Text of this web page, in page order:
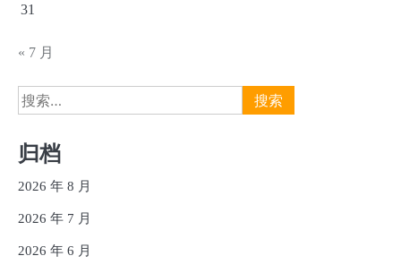
31
« 7 月
搜
索：
归档
2026 年 8 月
2026 年 7 月
2026 年 6 月